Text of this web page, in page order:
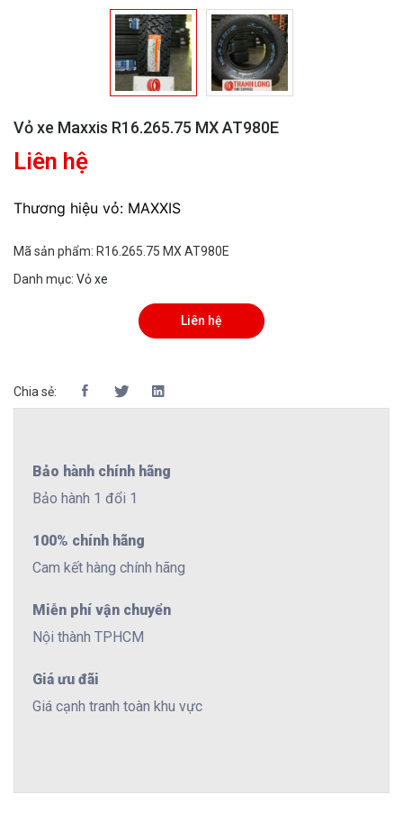
Vỏ xe Maxxis R16.265.75 MX AT980E
Liên hệ
Thương hiệu vỏ: MAXXIS
Mã sản phẩm: R16.265.75 MX AT980E
Danh mục: Vỏ xe
Liên hệ
Chia sẻ:
Bảo hành chính hãng
Bảo hành 1 đổi 1
100% chính hãng
Cam kết hàng chính hãng
Miễn phí vận chuyển
Nội thành TPHCM
Giá ưu đãi
Giá cạnh tranh toàn khu vực